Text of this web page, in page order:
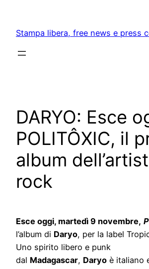
content
Stampa libera, free news e press
DARYO: Esce
POLITÔXIC, il
album
rock
Esce oggi, martedì 9 novembre,
l’album di Daryo, per la label
Uno spirito libero e punk
dal Madagascar, Daryo è italiano